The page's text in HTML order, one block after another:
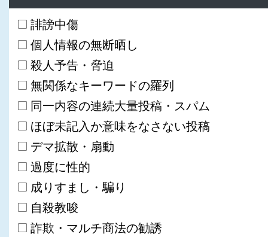
誹謗中傷
個人情報の無断晒し
殺人予告・脅迫
無関係なキーワードの羅列
同一内容の連続大量投稿・スパム
ほぼ未記入か意味をなさない投稿
デマ拡散・扇動
過度に性的
成りすまし・騙り
自殺教唆
詐欺・マルチ商法の勧誘